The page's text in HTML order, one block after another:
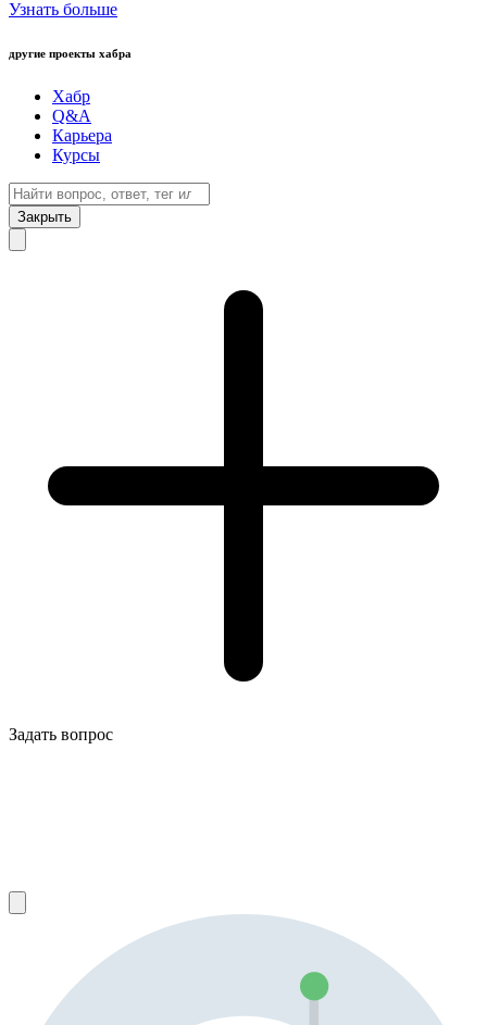
Узнать больше
другие проекты хабра
Хабр
Q&A
Карьера
Курсы
Закрыть
Задать вопрос